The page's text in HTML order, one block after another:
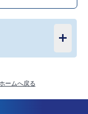
ームへ戻る